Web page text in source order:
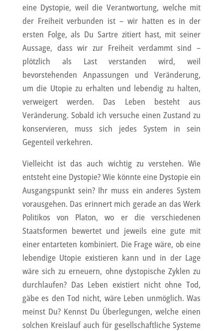
eine Dystopie, weil die Verantwortung, welche mit
der Freiheit verbunden ist – wir hatten es in der
ersten Folge, als Du Sartre zitiert hast, mit seiner
Aussage, dass wir zur Freiheit verdammt sind –
plötzlich als Last verstanden wird, weil
bevorstehenden Anpassungen und Veränderung,
um die Utopie zu erhalten und lebendig zu halten,
verweigert werden. Das Leben besteht aus
Veränderung. Sobald ich versuche einen Zustand zu
konservieren, muss sich jedes System in sein
Gegenteil verkehren.
Vielleicht ist das auch wichtig zu verstehen. Wie
entsteht eine Dystopie? Wie könnte eine Dystopie ein
Ausgangspunkt sein? Ihr muss ein anderes System
vorausgehen. Das erinnert mich gerade an das Werk
Politikos von Platon, wo er die verschiedenen
Staatsformen bewertet und jeweils eine gute mit
einer entarteten kombiniert. Die Frage wäre, ob eine
lebendige Utopie existieren kann und in der Lage
wäre sich zu erneuern, ohne dystopische Zyklen zu
durchlaufen? Das Leben existiert nicht ohne Tod,
gäbe es den Tod nicht, wäre Leben unmöglich. Was
meinst Du? Kennst Du Überlegungen, welche einen
solchen Kreislauf auch für gesellschaftliche Systeme